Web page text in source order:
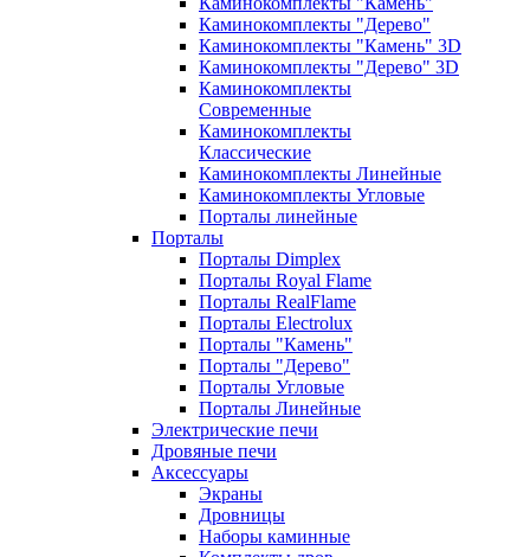
Каминокомплекты "Дерево"
Каминокомплекты "Камень" 3D
Каминокомплекты "Дерево" 3D
Каминокомплекты
Современные
Каминокомплекты
Классические
Каминокомплекты Линейные
Каминокомплекты Угловые
Порталы линейные
Порталы
Порталы Dimplex
Порталы Royal Flame
Порталы RealFlame
Порталы Electrolux
Порталы "Камень"
Порталы "Дерево"
Порталы Угловые
Порталы Линейные
Электрические печи
Дровяные печи
Аксессуары
Экраны
Дровницы
Наборы каминные